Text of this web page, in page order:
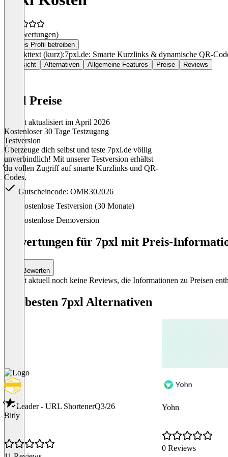
(0 Bewertungen)
Dieses Profil betreiben
Produkttext (kurz):7pxl.de: Smarte Kurzlinks & dynamische QR-
Übersicht Alternativen Allgemeine Features Preise Reviews
7pxl Preise
Zuletzt aktualisiert im April 2026
Kostenloser 30 Tage Testzugang
Testversion
Überzeuge dich selbst und teste 7pxl.de völlig
unverbindlich! Mit unserer Testversion erhältst
du vollen Zugriff auf smarte Kurzlinks und QR-
Codes.
Gutscheincode: OMR302026
Kostenlose Testversion (30 Monate)
Kostenlose Demoversion
Bewertungen für 7pxl mit Preis-
Bewerten
Es gibt aktuell noch keine Reviews, die Informationen zu Preisen
Die besten 7pxl Alternativen
Leader - URL ShortenerQ3/26
Bitly
Yohn
0 Reviews